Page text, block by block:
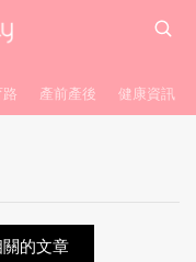
產前產後 健康資訊
的文章